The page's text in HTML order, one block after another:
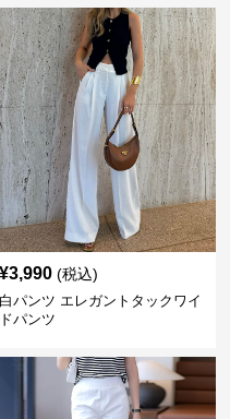
¥3,990 (税込)
白パンツ エレガントタックワイ
ドパンツ